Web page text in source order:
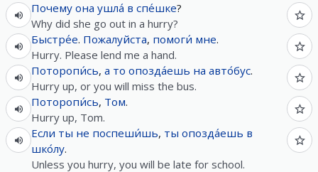
Почему она ушла́ в спе́шке?
Why did she go out in a hurry?
Быстре́е. Пожалуйста, помоги́ мне.
Hurry. Please lend me a hand.
Поторопи́сь, а то опозда́ешь на авто́бус.
Hurry up, or you will miss the bus.
Поторопи́сь, Том.
Hurry up, Tom.
Если ты не поспеши́шь, ты опозда́ешь в
шко́лу.
Unless you hurry, you will be late for school.